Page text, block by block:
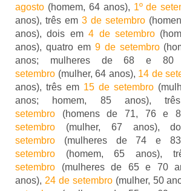
agosto (homem, 64 anos), 1º de
anos), três em 3 de setembro
anos), dois em4 de setembro
anos), quatro em 9 de setembro
anos; mulheres de 68 e 80
setembro (mulher, 64 anos), 14 de
anos), três em 15 de setembro
anos; homem, 85 anos),
setembro (homens de 71, 76 e
setembro (mulher, 67 anos),
setembro (mulheres de 74 e
setembro (homem, 65 anos),
setembro (mulheres de 65 e 70
anos), 24 de setembro(mulher, 50